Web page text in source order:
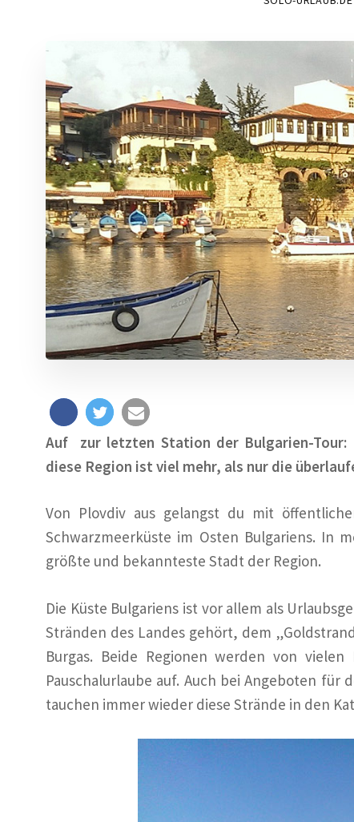
Auf zur letzten Station der Bulgarien-Tour:
diese Region ist viel mehr, als nur die
Von Plovdiv aus gelangst du mit
Schwarzmeerküste im Osten Bulgariens. In
größte und bekannteste Stadt der Region.
Die Küste Bulgariens ist vor allem als
Stränden des Landes gehört, dem
Burgas. Beide Regionen werden von
Pauschalurlaube auf. Auch bei Angeboten
tauchen immer wieder diese Strände in den